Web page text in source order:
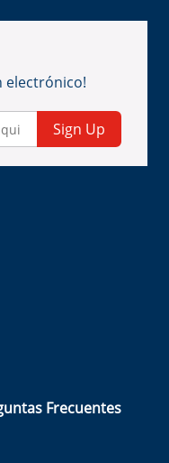
electrónico!
Sign Up
Frecuentes